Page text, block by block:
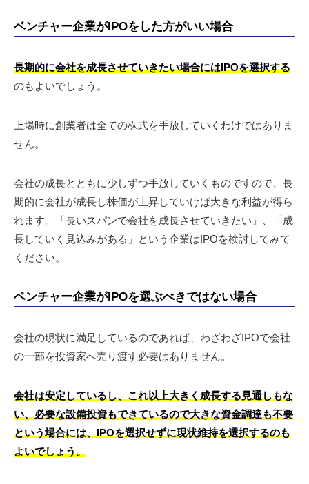
ベンチャー企業がIPOをした方がいい場合
長期的に会社を成長させていきたい場合にはIPOを選択する
のもよいでしょう。
上場時に創業者は全ての株式を手放していくわけではありま
せん。
会社の成長とともに少しずつ手放していくものですので、長
期的に会社が成長し株価が上昇していけば大きな利益が得ら
れます。「長いスパンで会社を成長させていきたい」、「成
長していく見込みがある」という企業はIPOを検討してみて
ください。
ベンチャー企業がIPOを選ぶべきではない場合
会社の現状に満足しているのであれば、わざわざIPOで会社
の一部を投資家へ売り渡す必要はありません。
会社は安定しているし、これ以上大きく成長する見通しもな
い、必要な設備投資もできているので大きな資金調達も不要
という場合には、IPOを選択せずに現状維持を選択するのも
よいでしょう。